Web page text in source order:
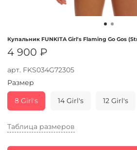
арт. FKS034G72305
Купальник FUNKITA Girl's Flaming Go Gos
4 900 ₽
Таблица размеров
Размер
8 Girl's 14 Girl's 12 Girl's